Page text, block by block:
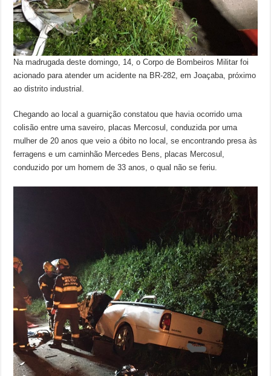
Na madrugada deste domingo, 14, o Corpo de Bombeiros Militar foi
acionado para atender um acidente na BR-282, em Joaçaba, próximo
ao distrito industrial.
Chegando ao local a guarnição constatou que havia ocorrido uma
colisão entre uma saveiro, placas Mercosul, conduzida por uma
mulher de 20 anos que veio a óbito no local, se encontrando presa às
ferragens e um caminhão Mercedes Bens, placas Mercosul,
conduzido por um homem de 33 anos, o qual não se feriu.